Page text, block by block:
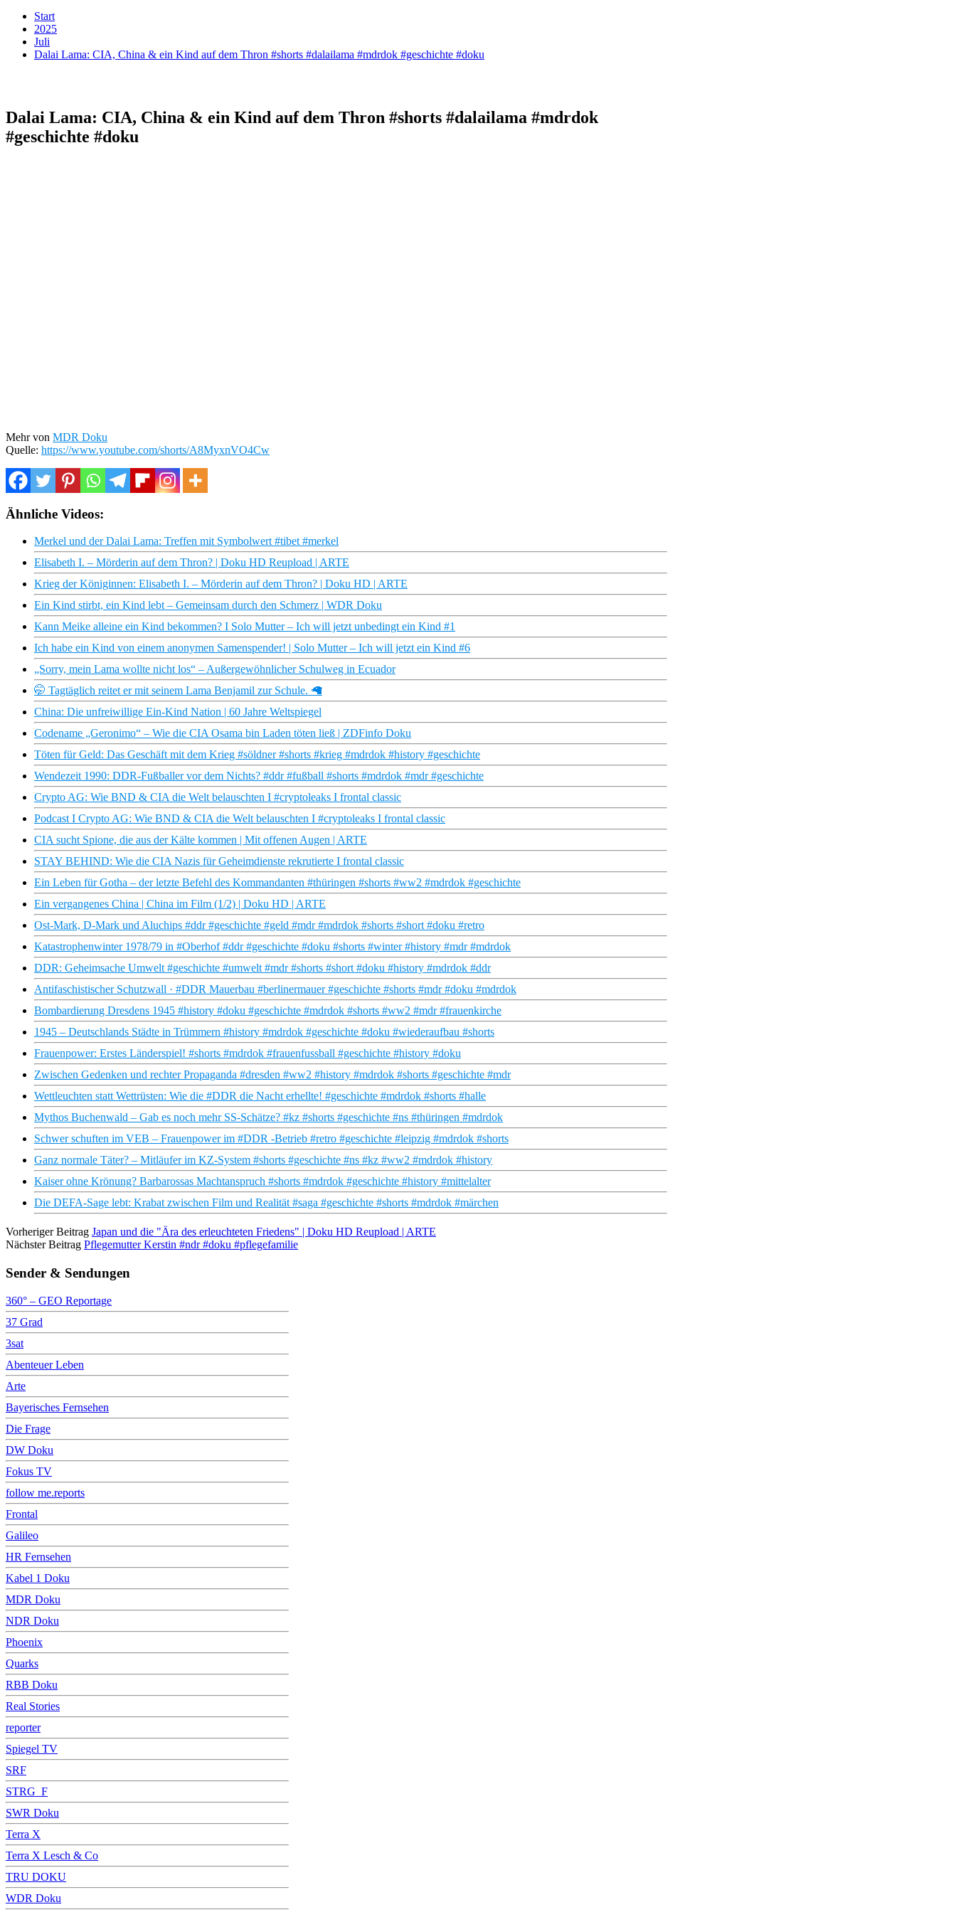
Start
2025
Juli
Dalai Lama: CIA, China & ein Kind auf dem Thron #shorts #dalailama #mdrdok #geschichte #doku
Dalai Lama: CIA, China & ein Kind auf dem Thron #shorts #dalailama #mdrdok
#geschichte #doku
Mehr von MDR Doku
Quelle: https://www.youtube.com/shorts/A8MyxnVO4Cw
Ähnliche Videos:
Merkel und der Dalai Lama: Treffen mit Symbolwert #tibet #merkel
Elisabeth I. – Mörderin auf dem Thron? | Doku HD Reupload | ARTE
Krieg der Königinnen: Elisabeth I. – Mörderin auf dem Thron? | Doku HD | ARTE
Ein Kind stirbt, ein Kind lebt – Gemeinsam durch den Schmerz | WDR Doku
Kann Meike alleine ein Kind bekommen? I Solo Mutter – Ich will jetzt unbedingt ein Kind #1
Ich habe ein Kind von einem anonymen Samenspender! | Solo Mutter – Ich will jetzt ein Kind #6
„Sorry, mein Lama wollte nicht los“ – Außergewöhnlicher Schulweg in Ecuador
🤭 Tagtäglich reitet er mit seinem Lama Benjamil zur Schule. 🦙
China: Die unfreiwillige Ein-Kind Nation | 60 Jahre Weltspiegel
Codename „Geronimo“ – Wie die CIA Osama bin Laden töten ließ | ZDFinfo Doku
Töten für Geld: Das Geschäft mit dem Krieg #söldner #shorts #krieg #mdrdok #history #geschichte
Wendezeit 1990: DDR-Fußballer vor dem Nichts? #ddr #fußball #shorts #mdrdok #mdr #geschichte
Crypto AG: Wie BND & CIA die Welt belauschten I #cryptoleaks I frontal classic
Podcast I Crypto AG: Wie BND & CIA die Welt belauschten I #cryptoleaks I frontal classic
CIA sucht Spione, die aus der Kälte kommen | Mit offenen Augen | ARTE
STAY BEHIND: Wie die CIA Nazis für Geheimdienste rekrutierte I frontal classic
Ein Leben für Gotha – der letzte Befehl des Kommandanten #thüringen #shorts #ww2 #mdrdok #geschichte
Ein vergangenes China | China im Film (1/2) | Doku HD | ARTE
Ost-Mark, D-Mark und Aluchips #ddr #geschichte #geld #mdr #mdrdok #shorts #short #doku #retro
Katastrophenwinter 1978/79 in #Oberhof #ddr #geschichte #doku #shorts #winter #history #mdr #mdrdok
DDR: Geheimsache Umwelt #geschichte #umwelt #mdr #shorts #short #doku #history #mdrdok #ddr
Antifaschistischer Schutzwall · #DDR Mauerbau #berlinermauer #geschichte #shorts #mdr #doku #mdrdok
Bombardierung Dresdens 1945 #history #doku #geschichte #mdrdok #shorts #ww2 #mdr #frauenkirche
1945 – Deutschlands Städte in Trümmern #history #mdrdok #geschichte #doku #wiederaufbau #shorts
Frauenpower: Erstes Länderspiel! #shorts #mdrdok #frauenfussball #geschichte #history #doku
Zwischen Gedenken und rechter Propaganda #dresden #ww2 #history #mdrdok #shorts #geschichte #mdr
Wettleuchten statt Wettrüsten: Wie die #DDR die Nacht erhellte! #geschichte #mdrdok #shorts #halle
Mythos Buchenwald – Gab es noch mehr SS-Schätze? #kz #shorts #geschichte #ns #thüringen #mdrdok
Schwer schuften im VEB – Frauenpower im #DDR -Betrieb #retro #geschichte #leipzig #mdrdok #shorts
Ganz normale Täter? – Mitläufer im KZ-System #shorts #geschichte #ns #kz #ww2 #mdrdok #history
Kaiser ohne Krönung? Barbarossas Machtanspruch #shorts #mdrdok #geschichte #history #mittelalter
Die DEFA-Sage lebt: Krabat zwischen Film und Realität #saga #geschichte #shorts #mdrdok #märchen
Vorheriger Beitrag Japan und die "Ära des erleuchteten Friedens" | Doku HD Reupload | ARTE
Nächster Beitrag Pflegemutter Kerstin #ndr #doku #pflegefamilie
Sender & Sendungen
360° – GEO Reportage
37 Grad
3sat
Abenteuer Leben
Arte
Bayerisches Fernsehen
Die Frage
DW Doku
Fokus TV
follow me.reports
Frontal
Galileo
HR Fernsehen
Kabel 1 Doku
MDR Doku
NDR Doku
Phoenix
Quarks
RBB Doku
Real Stories
reporter
Spiegel TV
SRF
STRG_F
SWR Doku
Terra X
Terra X Lesch & Co
TRU DOKU
WDR Doku